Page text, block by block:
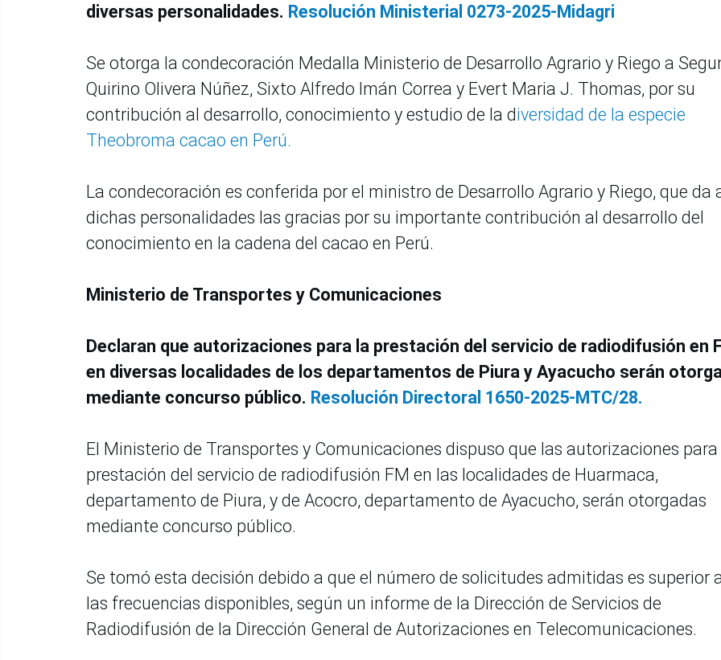
diversas personalidades. Resolución Ministerial 0273-2025-Midagri
Se otorga la condecoración Medalla Ministerio de Desarrollo Agrario y Riego a
Quirino Olivera Núñez, Sixto Alfredo Imán Correa y Evert Maria J. Thomas, por su
contribución al desarrollo, conocimiento y estudio de la diversidad de la especie
Theobroma cacao en Perú.
La condecoración es conferida por el ministro de Desarrollo Agrario y Riego, que da
dichas personalidades las gracias por su importante contribución al desarrollo del
conocimiento en la cadena del cacao en Perú.
Ministerio de Transportes y Comunicaciones
Declaran que autorizaciones para la prestación del servicio de radiodifusión en
en diversas localidades de los departamentos de Piura y Ayacucho serán
mediante concurso público. Resolución Directoral 1650-2025-MTC/28.
El Ministerio de Transportes y Comunicaciones dispuso que las autorizaciones
prestación del servicio de radiodifusión FM en las localidades de Huarmaca,
departamento de Piura, y de Acocro, departamento de Ayacucho, serán otorgadas
mediante concurso público.
Se tomó esta decisión debido a que el número de solicitudes admitidas es superior
las frecuencias disponibles, según un informe de la Dirección de Servicios de
Radiodifusión de la Dirección General de Autorizaciones en Telecomunicaciones.